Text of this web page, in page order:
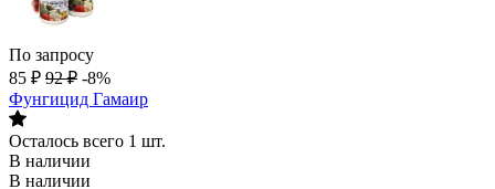
По запросу
85 ₽ 92 ₽ -8%
Фунгицид Гамаир
Осталось всего 1 шт.
В наличии
В наличии